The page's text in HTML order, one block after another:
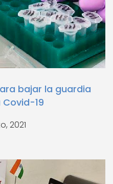
bajar la guardia
19
2021